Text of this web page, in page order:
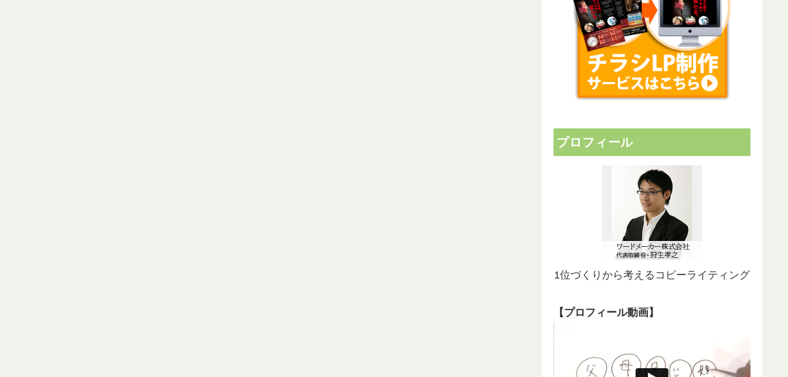
プロフィール
1位づくりから考えるコピーライティング
【プロフィール動画】